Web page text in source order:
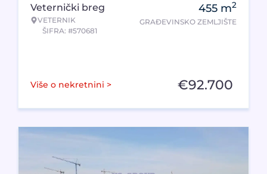
Veternički breg
VETERNIK
ŠIFRA: #570681
455 m2
GRAĐEVINSKO ZEMLJIŠTE
Više o nekretnini > €92.700